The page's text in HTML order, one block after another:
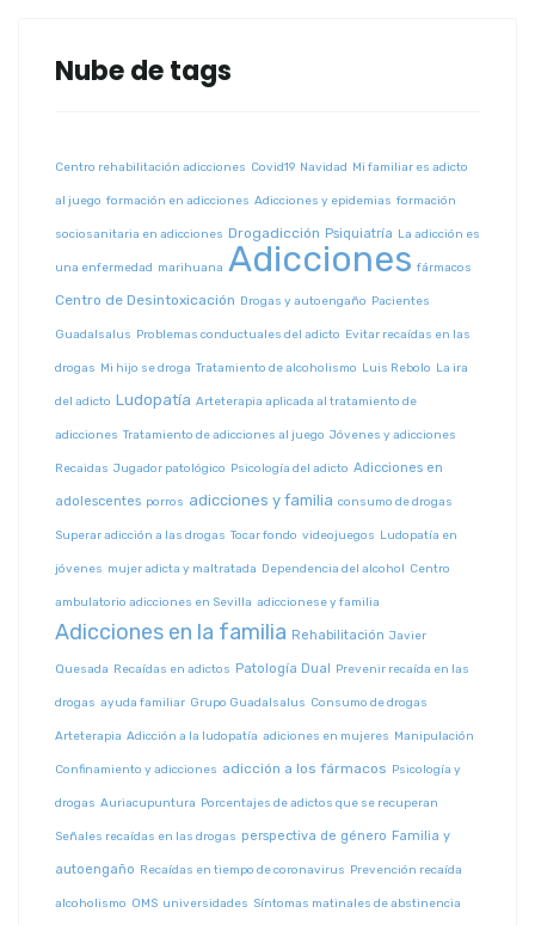
Nube de tags
Centro rehabilitación adicciones Covid19 Navidad Mi familiar es adicto
al juego formación en adicciones Adicciones y epidemias formación
sociosanitaria en adicciones Drogadicción Psiquiatría La adicción es
una enfermedad marihuana Adicciones fármacos
Centro de Desintoxicación Drogas y autoengaño Pacientes
Guadalsalus Problemas conductuales del adicto Evitar recaídas en las
drogas Mi hijo se droga Tratamiento de alcoholismo Luis Rebolo La ira
del adicto Ludopatía Arteterapia aplicada al tratamiento de
adicciones Tratamiento de adicciones al juego Jóvenes y adicciones
Recaidas Jugador patológico Psicología del adicto Adicciones en
adolescentes porros adicciones y familia consumo de drogas
Superar adicción a las drogas Tocar fondo videojuegos Ludopatía en
jóvenes mujer adicta y maltratada Dependencia del alcohol Centro
ambulatorio adicciones en Sevilla adiccionese y familia
Adicciones en la familia Rehabilitación Javier
Quesada Recaídas en adictos Patología Dual Prevenir recaída en las
drogas ayuda familiar Grupo Guadalsalus Consumo de drogas
Arteterapia Adicción a la ludopatía adiciones en mujeres Manipulación
Confinamiento y adicciones adicción a los fármacos Psicología y
drogas Auriacupuntura Porcentajes de adictos que se recuperan
Señales recaídas en las drogas perspectiva de género Familia y
autoengaño Recaídas en tiempo de coronavirus Prevención recaída
alcoholismo OMS universidades Síntomas matinales de abstinencia